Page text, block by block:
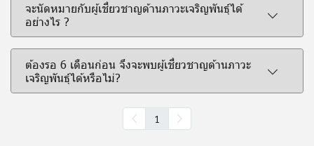
จะนัดหมายกับผู้เชี่ยวชาญด้านภาวะเจริญพันธุ์ได้
อย่างไร ?
ต้องรอ 6 เดือนก่อน จึงจะพบผู้เชี่ยวชาญด้านภาวะ
เจริญพันธุ์ได้หรือไม่?
1